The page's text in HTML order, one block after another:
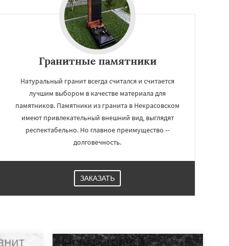
Гранитные памятники
Натуральный гранит всегда считался и считается
лучшим выбором в качестве материала для
памятников. Памятники из гранита в Некрасовском
имеют привлекательный внешний вид, выглядят
респектабельно. Но главное преимущество --
долговечность.
ЗАКАЗАТЬ